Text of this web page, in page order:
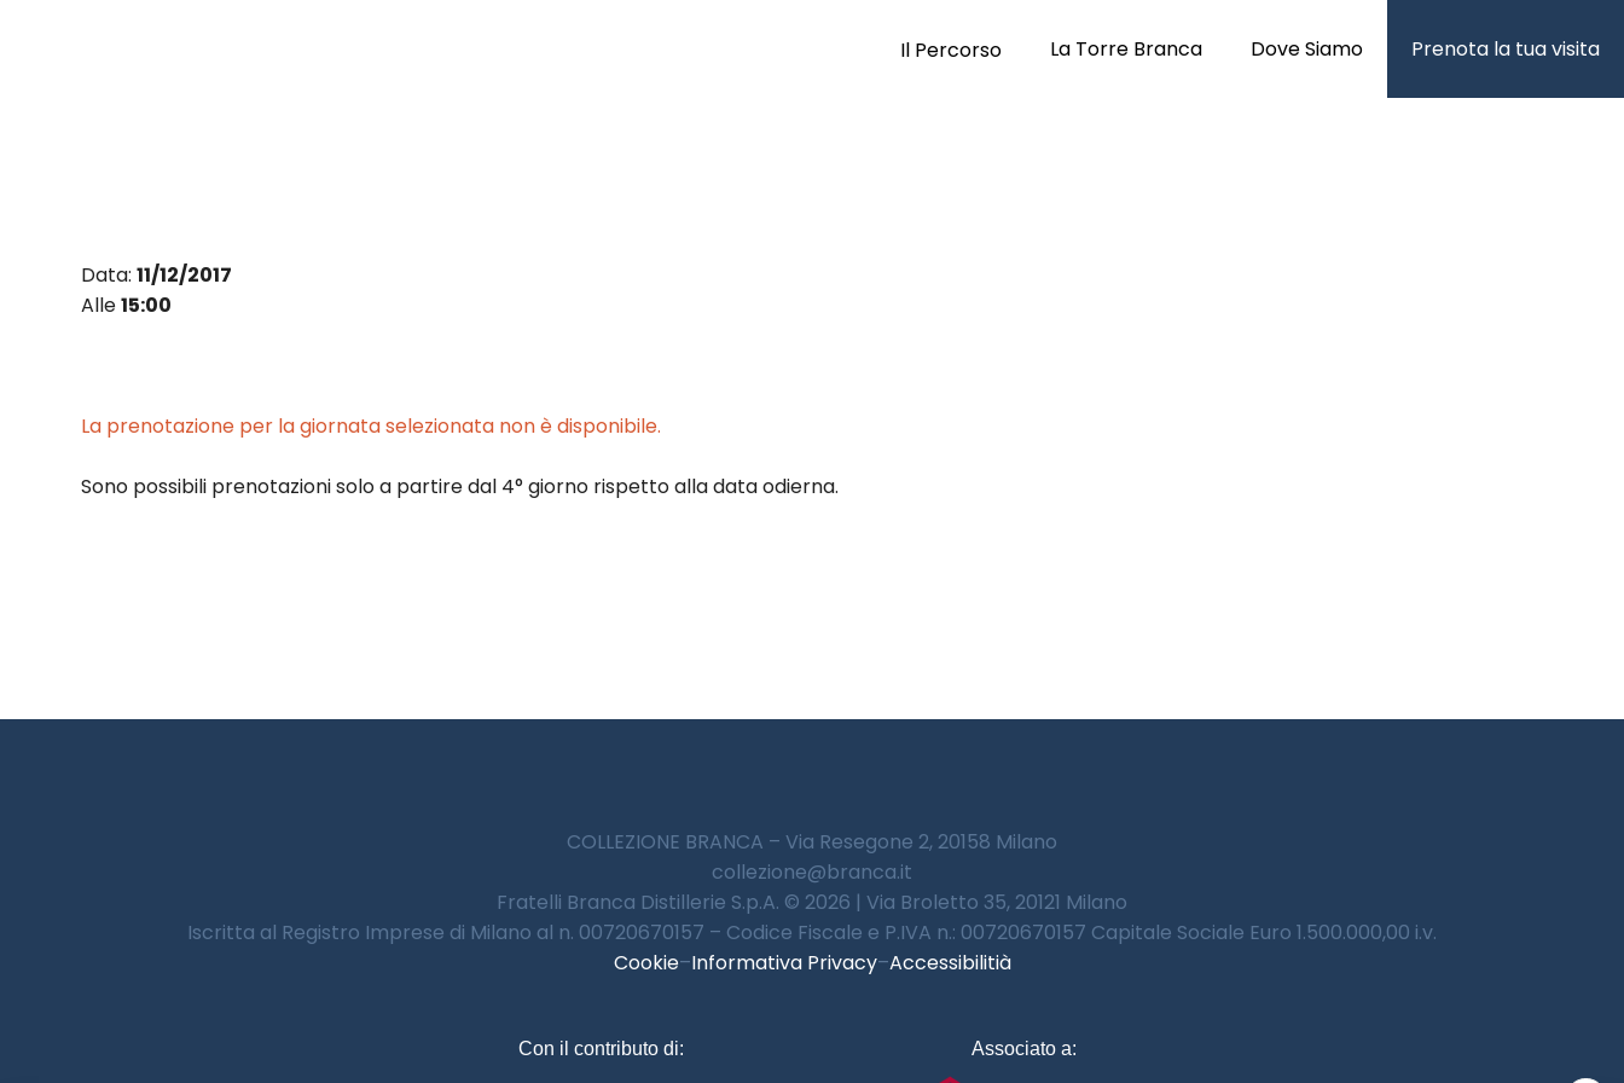
Il Percorso La Torre Branca Dove Siamo Prenota la tua visita
Data:11/12/2017
Alle15:00
La prenotazione per la giornata selezionata non è disponibile.
Sono possibili prenotazioni solo a partire dal 4° giorno rispetto alla data odierna.
COLLEZIONE BRANCA – Via Resegone 2, 20158 Milano
collezione@branca.it
Fratelli Branca Distillerie S.p.A. © 2026 | Via Broletto 35, 20121 Milano
Iscritta al Registro Imprese di Milano al n. 00720670157 – Codice Fiscale e P.IVA n.: 00720670157 Capitale Sociale Euro 1.500.000,00 i.v.
Cookie–Informativa Privacy–Accessibilitià
Con il contributo di: Associato a: